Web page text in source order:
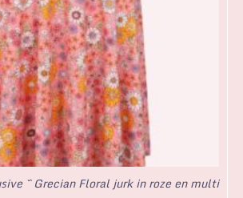
~ Grecian Floral jurk in roze en multi